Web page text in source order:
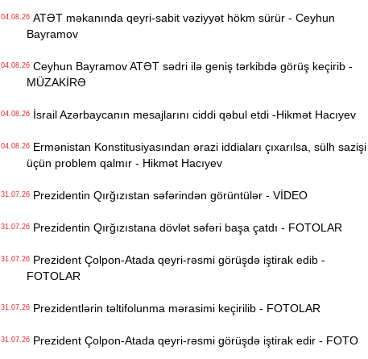
04.08.26ATƏT məkanında qeyri-sabit vəziyyət hökm sürür - Ceyhun
Bayramov
04.08.26Ceyhun Bayramov ATƏT sədri ilə geniş tərkibdə görüş keçirib -
MÜZAKİRƏ
04.08.26İsrail Azərbaycanın mesajlarını ciddi qəbul etdi -Hikmət Hacıyev
04.08.26Ermənistan Konstitusiyasından ərazi iddiaları çıxarılsa, sülh sazişi
üçün problem qalmır - Hikmət Hacıyev
31.07.26Prezidentin Qırğızıstan səfərindən görüntülər - VİDEO
31.07.26Prezidentin Qırğızıstana dövlət səfəri başa çatdı - FOTOLAR
31.07.26Prezident Çolpon-Atada qeyri-rəsmi görüşdə iştirak edib -
FOTOLAR
31.07.26Prezidentlərin təltifolunma mərasimi keçirilib - FOTOLAR
31.07.26Prezident Çolpon-Atada qeyri-rəsmi görüşdə iştirak edir - FOTO